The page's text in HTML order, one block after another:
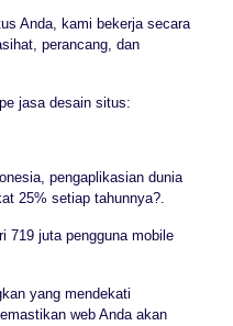
Anda, kami bekerja secara
perancang, dan
jasa desain situs:
pengaplikasian dunia
25% setiap tahunnya?.
719 juta pengguna mobile
yang mendekati
web Anda akan